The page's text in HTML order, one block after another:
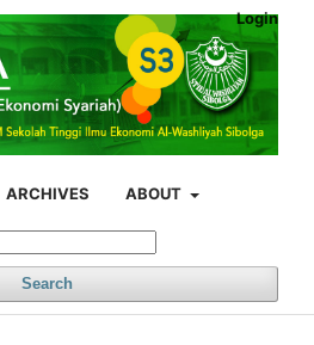
ARCHIVES ABOUT
Search
Login